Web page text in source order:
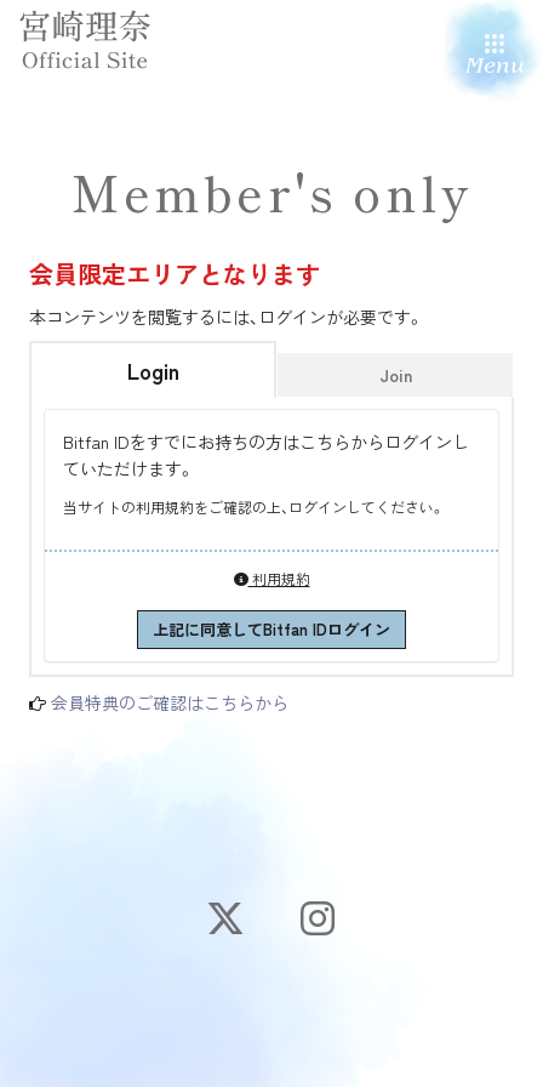
Menu
Member's only
会員限定エリアとなります
本コンテンツを閲覧するには、ログインが必要です。
Login Join
Bitfan IDをすでにお持ちの方はこちらからログインし
ていただけます。
当サイトの利用規約をご確認の上、ログインしてください。
利用規約
上記に同意してBitfan IDログイン
会員特典のご確認はこちらから